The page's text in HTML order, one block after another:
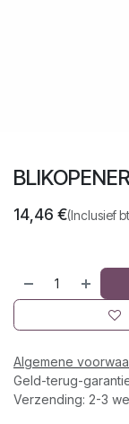
14,46 €(Inclusief
Algemene
Geld-terug-
Verzending: 2-3